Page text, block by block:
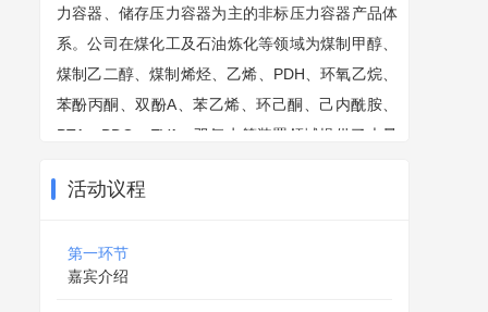
力容器、储存压力容器为主的非标压力容器产品体
系。公司在煤化工及石油炼化等领域为煤制甲醇、
煤制乙二醇、煤制烯烃、乙烯、PDH、环氧乙烷、
苯酚丙酮、双酚A、苯乙烯、环己酮、己内酰胺、
PTA、BDO、EVA、双氧水等装置领域提供了大量
日登陆北交所上市交易，全景路演将对上市仪式全
活动议程
第一环节
嘉宾介绍